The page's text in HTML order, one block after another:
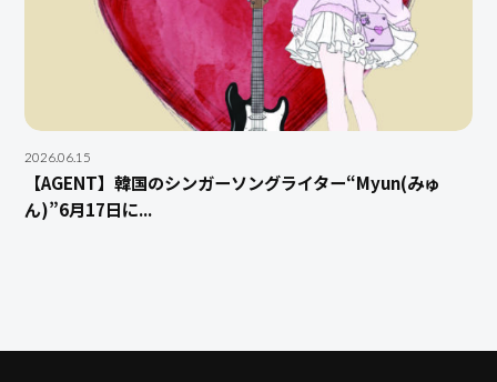
2026.06.15
【AGENT】韓国のシンガーソングライター“Myun(みゅ
ん)”6月17日に...